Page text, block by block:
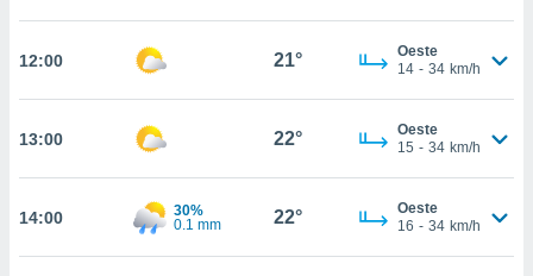
la
ya sean
nuestros
CONFIGURACIÓN
12:00 21°
Oeste
14 - 34 km/h
13:00 22°
Oeste
15 - 34 km/h
14:00
30%
0.1 mm
22°
Oeste
16 - 34 km/h